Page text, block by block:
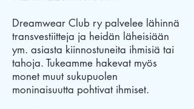
Dreamwear Club ry palvelee lähinnä
transvestiitteja ja heidän läheisiään
ym. asiasta kiinnostuneita ihmisiä tai
tahoja. Tukeamme hakevat myös
monet muut sukupuolen
moninaisuutta pohtivat ihmiset.